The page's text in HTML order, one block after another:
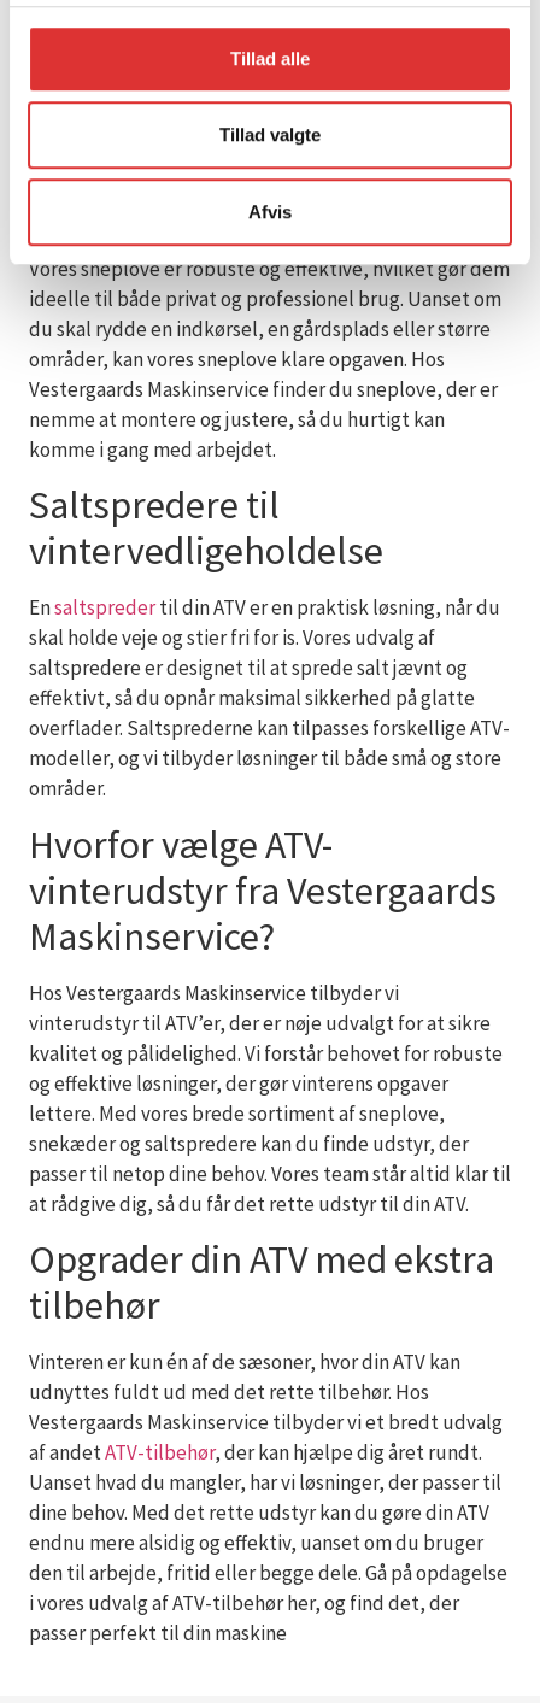
Tillad alle
Tillad valgte
Afvis
snekæder i forskellige størrelser og modeller, så de
Sneplove til effektiv
snerydning
Med en sneplov til din ATV bliver snerydning en leg.
Vores sneplove er robuste og effektive, hvilket gør dem
ideelle til både privat og professionel brug. Uanset om
du skal rydde en indkørsel, en gårdsplads eller større
områder, kan vores sneplove klare opgaven. Hos
Vestergaards Maskinservice finder du sneplove, der er
nemme at montere og justere, så du hurtigt kan
komme i gang med arbejdet.
Saltspredere til
vintervedligeholdelse
Ensaltspredertil din ATV er en praktisk løsning, når du
skal holde veje og stier fri for is. Vores udvalg af
saltspredere er designet til at sprede salt jævnt og
effektivt, så du opnår maksimal sikkerhed på glatte
overflader. Saltsprederne kan tilpasses forskellige ATV-
modeller, og vi tilbyder løsninger til både små og store
områder.
Hvorfor vælge ATV-
vinterudstyr fra Vestergaards
Maskinservice?
Hos Vestergaards Maskinservice tilbyder vi
vinterudstyr til ATV’er, der er nøje udvalgt for at sikre
kvalitet og pålidelighed. Vi forstår behovet for robuste
og effektive løsninger, der gør vinterens opgaver
lettere. Med vores brede sortiment af sneplove,
snekæder og saltspredere kan du finde udstyr, der
passer til netop dine behov. Vores team står altid klar til
at rådgive dig, så du får det rette udstyr til din ATV.
Opgrader din ATV med ekstra
tilbehør
Vinteren er kun én af de sæsoner, hvor din ATV kan
udnyttes fuldt ud med det rette tilbehør. Hos
Vestergaards Maskinservice tilbyder vi et bredt udvalg
af andetATV-tilbehør, der kan hjælpe dig året rundt.
Uanset hvad du mangler, har vi løsninger, der passer til
dine behov. Med det rette udstyr kan du gøre din ATV
endnu mere alsidig og effektiv, uanset om du bruger
den til arbejde, fritid eller begge dele. Gå på opdagelse
i vores udvalg af ATV-tilbehør her, og find det, der
passer perfekt til din maskine